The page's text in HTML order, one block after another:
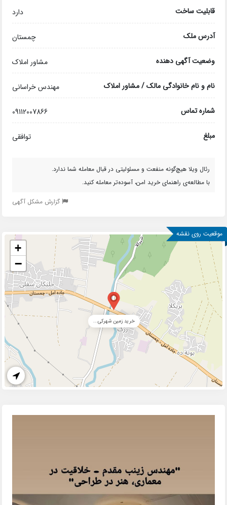
قابلیت ساخت دارد
آدرس ملک چمستان
وضعیت آگهی دهنده مشاور املاک
نام و نام خانوادگی مالک / مشاور املاک مهندس خراسانی
شماره تماس 09112007866
مبلغ توافقی
رئال ویلا هیچ‌گونه منفعت و مسئولیتی در قبال معامله شما ندارد.
با مطالعه‌ی راهنمای خرید امن، آسوده‌تر معامله کنید.
گزارش مشکل آگهی
موقعیت روی نقشه
خرید زمین شهرکی...
+
−